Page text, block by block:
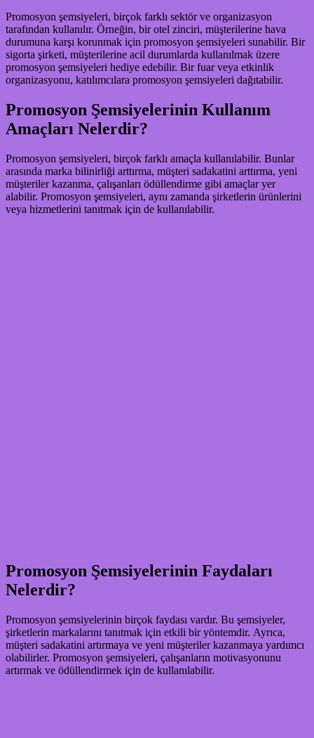
Promosyon şemsiyeleri, birçok farklı sektör ve organizasyon
tarafından kullanılır. Örneğin, bir otel zinciri, müşterilerine hava
durumuna karşı korunmak için promosyon şemsiyeleri sunabilir. Bir
sigorta şirketi, müşterilerine acil durumlarda kullanılmak üzere
promosyon şemsiyeleri hediye edebilir. Bir fuar veya etkinlik
organizasyonu, katılımcılara promosyon şemsiyeleri dağıtabilir.
Promosyon Şemsiyelerinin Kullanım
Amaçları Nelerdir?
Promosyon şemsiyeleri, birçok farklı amaçla kullanılabilir. Bunlar
arasında marka bilinirliği arttırma, müşteri sadakatini arttırma, yeni
müşteriler kazanma, çalışanları ödüllendirme gibi amaçlar yer
alabilir. Promosyon şemsiyeleri, aynı zamanda şirketlerin ürünlerini
veya hizmetlerini tanıtmak için de kullanılabilir.
Promosyon Şemsiyelerinin Faydaları
Nelerdir?
Promosyon şemsiyelerinin birçok faydası vardır. Bu şemsiyeler,
şirketlerin markalarını tanıtmak için etkili bir yöntemdir. Ayrıca,
müşteri sadakatini artırmaya ve yeni müşteriler kazanmaya yardımcı
olabilirler. Promosyon şemsiyeleri, çalışanların motivasyonunu
artırmak ve ödüllendirmek için de kullanılabilir.